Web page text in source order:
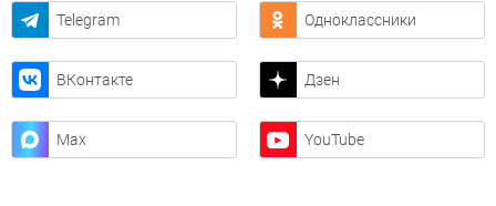
Telegram Одноклассники
ВКонтакте Дзен
Max YouTube